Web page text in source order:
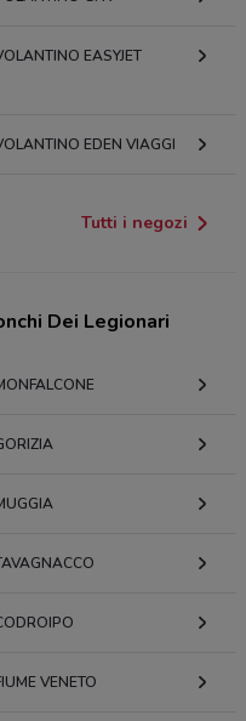
EASYJET
EDEN VIAGGI
Tutti i negozi
Dei Legionari
VENETO